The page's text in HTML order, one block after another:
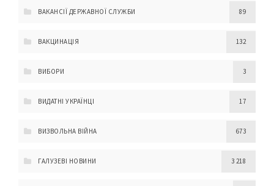
ВАКАНСІЇ ДЕРЖАВНОЇ СЛУЖБИ 89
ВАКЦИНАЦІЯ 132
ВИБОРИ 3
ВИДАТНІ УКРАЇНЦІ 17
ВИЗВОЛЬНА ВІЙНА 673
ГАЛУЗЕВІ НОВИНИ 3 218